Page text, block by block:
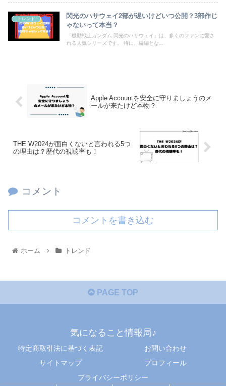
トレンド
閃光のハサウェイ2部が遅いけどいつ公開？3部作じ
ゃないって本当？
「機動戦士ガンダム 閃光のハサウェイ」は、多くのファンに愛さ
れる人気シリーズです。 特に、続編とな...
Apple Accountを安全に守りましょうのメ
ールが来たけど本物？
THE W2024が面白くないと言われる5つ
の理由は？歴代の視聴率も！
コメント
コメントを書き込む
ホーム トレンド
PAGE TOP
気になること情報局♪
特定商取引法に基づく表記
お問い合わせ
サイトマップ
プロフィール
プライバシーポリシー